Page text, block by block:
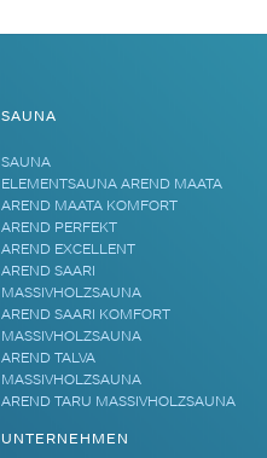
SAUNA
SAUNA
ELEMENTSAUNA AREND MAATA
AREND MAATA KOMFORT
AREND PERFEKT
AREND EXCELLENT
AREND SAARI
MASSIVHOLZSAUNA
AREND SAARI KOMFORT
MASSIVHOLZSAUNA
AREND TALVA
MASSIVHOLZSAUNA
AREND TARU MASSIVHOLZSAUNA
UNTERNEHMEN